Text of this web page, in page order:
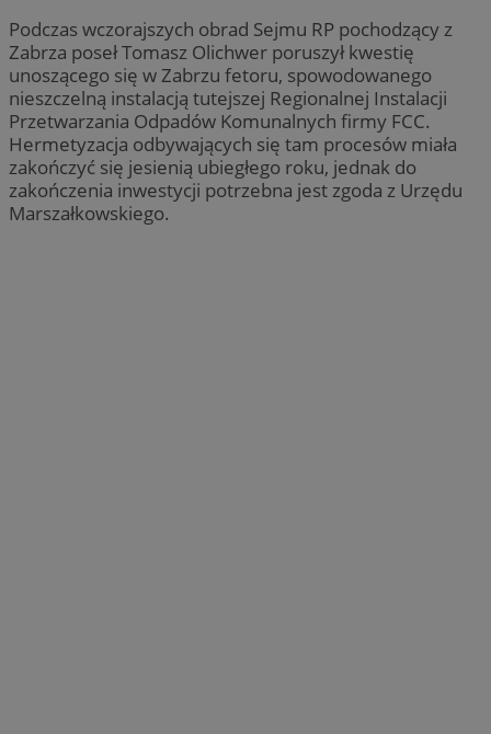
Podczas wczorajszych obrad Sejmu RP pochodzący z
Zabrza poseł Tomasz Olichwer poruszył kwestię
unoszącego się w Zabrzu fetoru, spowodowanego
nieszczelną instalacją tutejszej Regionalnej Instalacji
Przetwarzania Odpadów Komunalnych firmy FCC.
Hermetyzacja odbywających się tam procesów miała
zakończyć się jesienią ubiegłego roku, jednak do
zakończenia inwestycji potrzebna jest zgoda z Urzędu
Marszałkowskiego.